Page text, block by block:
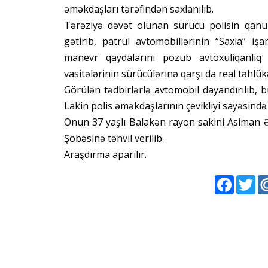
əməkdaşları tərəfindən saxlanılıb.
Tərəziyə dəvət olunan sürücü polisin
gətirib, patrul avtomobillərinin “Saxla”
manevr qaydalarını pozub
vasitələrinin sürücülərinə qarşı da real
Görülən tədbirlərlə avtomobil dayandırılıb,
Lakin polis əməkdaşlarının çevikliyi sayəsində
Onun 37 yaşlı Balakən rayon sakini Asiman
Şöbəsinə təhvil verilib.
Araşdırma aparılır.